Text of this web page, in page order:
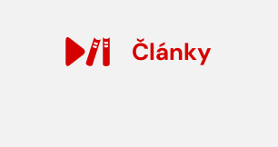
Články